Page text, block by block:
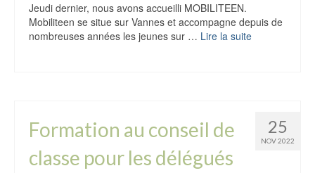
Jeudi dernier, nous avons accueilli MOBILITEEN.
Mobiliteen se situe sur Vannes et accompagne depuis de
nombreuses années les jeunes sur … Lire la suite
25
NOV 2022
Formation au conseil de
classe pour les délégués